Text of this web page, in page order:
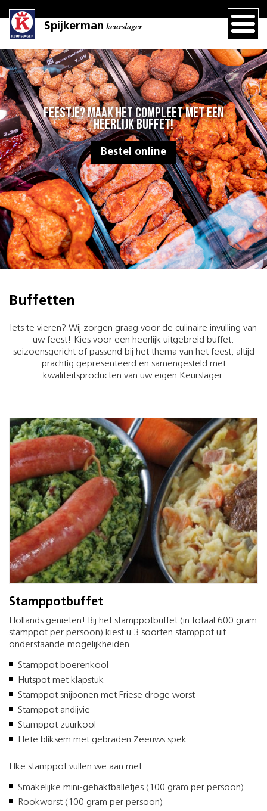
Spijkerman keurslager
Feestje? Maak het compleet met een
heerlijk buffet!
Bestel online
Buffetten
Iets te vieren? Wij zorgen graag voor de culinaire invulling van
uw feest! Kies voor een heerlijk uitgebreid buffet:
seizoensgericht of passend bij het thema van het feest, altijd
prachtig gepresenteerd en samengesteld met
kwaliteitsproducten van uw eigen Keurslager.
Stamppotbuffet
Hollands genieten! Bij het stamppotbuffet (in totaal 600 gram
stamppot per persoon) kiest u 3 soorten stamppot uit
onderstaande mogelijkheiden.
Stamppot boerenkool
Hutspot met klapstuk
Stamppot snijbonen met Friese droge worst
Stamppot andijvie
Stamppot zuurkool
Hete bliksem met gebraden Zeeuws spek
Elke stamppot vullen we aan met:
Smakelijke mini-gehaktballetjes (100 gram per persoon)
Rookworst (100 gram per persoon)